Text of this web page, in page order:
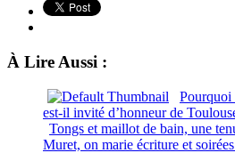
À Lire Aussi :
Pourquoi
est-il invité d’honneur de
Tongs et maillot de bain, une
Muret, on marie écriture et